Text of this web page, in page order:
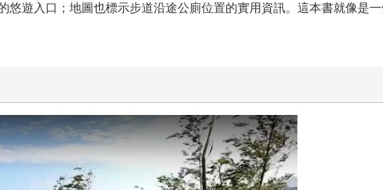
悠遊入口；地圖也標示步道沿途公廁位置的實用資訊。這本書就像是